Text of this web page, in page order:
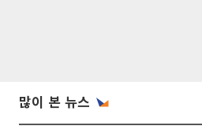
많이 본 뉴스